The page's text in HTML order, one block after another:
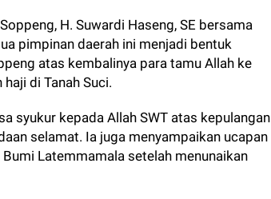
H. Suwardi Haseng, SE bersama
pimpinan daerah ini menjadi bentuk
atas kembalinya para tamu Allah ke
di Tanah Suci.
syukur kepada Allah SWT atas kepulangan
selamat. Ia juga menyampaikan ucapan
Latemmamala setelah menunaikan